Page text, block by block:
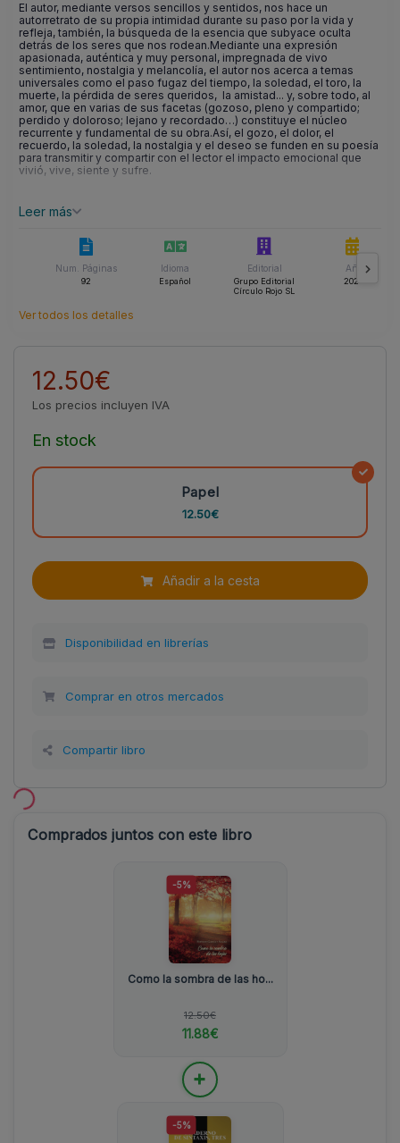
El autor, mediante versos sencillos y sentidos, nos hace un
autorretrato de su propia intimidad durante su paso por la vida y
refleja, también, la búsqueda de la esencia que subyace oculta
detrás de los seres que nos rodean.Mediante una expresión
apasionada, auténtica y muy personal, impregnada de vivo
sentimiento, nostalgia y melancolía, el autor nos acerca a temas
universales como el paso fugaz del tiempo, la soledad, el toro, la
muerte, la pérdida de seres queridos, la amistad... y, sobre todo, al
amor, que en varias de sus facetas (gozoso, pleno y compartido;
perdido y doloroso; lejano y recordado…) constituye el núcleo
recurrente y fundamental de su obra.Así, el gozo, el dolor, el
recuerdo, la soledad, la nostalgia y el deseo se funden en su poesía
para transmitir y compartir con el lector el impacto emocional que
vivió, vive, siente y sufre.
Leer más
Num. Páginas
92
Idioma
Español
Editorial
Grupo Editorial
Círculo Rojo SL
Año
2022
Ver todos los detalles
12.50€
Los precios incluyen IVA
En stock
Papel
12.50€
Añadir a la cesta
Disponibilidad en librerías
Comprar en otros mercados
Compartir libro
Comprados juntos con este libro
-5%
Como la sombra de las ho...
12.50€
11.88€
+
-5%